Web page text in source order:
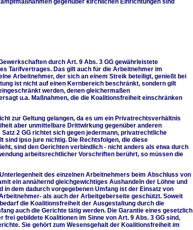
gegenüber kirchlichen Einrichtungen sind
durch Art. 9 Abs. 3 GG gewährleistete
Tarifvertrages. Das gilt auch für die Arbeitnehmer im
Arbeitnehmer, der sich an einem Streik beteiligt, genießt bei
ist nicht auf einen Kernbereich beschränkt, sondern gilt
werden, denen gleichermaßen
u.a. Maßnahmen, die die Koalitionsfreiheit einschränken
zur Geltung gelangen, da es um ein Privatrechtsverhältnis
aber unmittelbare Drittwirkung gegenüber anderen
2 GG richtet sich gegen jedermann, privatrechtliche
ipso jure nichtig. Die Rechtsfolgen, die diese
sind den Gerichten verbindlich - nicht anders als etwa durch
arbeitsrechtlicher Vorschriften berührt, so müssen die
des einzelnen Arbeitnehmers beim Abschluss von
ein annähernd gleichgewichtiges Aushandeln der Löhne und
dem dadurch vorgegebenen Umfang ist der Einsatz von
als auch der Arbeitgeberseite geschützt. Soweit
die Koalitionsfreiheit der Ausgestaltung durch die
auch die Gerichte tätig werden. Die Garantie eines gesetzlich
gebildete Koalitionen im Sinne von Art. 9 Abs. 3 GG sind,
Sie gehört zum Wesensgehalt der Koalitionsfreiheit im